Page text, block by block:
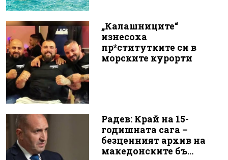
„Калашниците“
изнесоха
пр*ститутките си в
морските курорти
Радев: Край на 15-
годишната сага –
безценният архив на
македонските бъ...